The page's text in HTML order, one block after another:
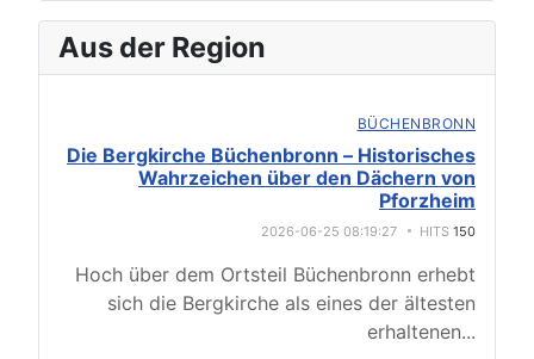
Aus der Region
BÜCHENBRONN
Die Bergkirche Büchenbronn – Historisches
Wahrzeichen über den Dächern von
Pforzheim
2026-06-25 08:19:27 HITS 150
Hoch über dem Ortsteil Büchenbronn erhebt
sich die Bergkirche als eines der ältesten
erhaltenen...